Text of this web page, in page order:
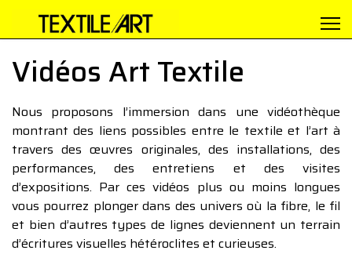
Vidéos Art Textile
Nous proposons l’immersion dans une vidéothèque
montrant des liens possibles entre le textile et l’art à
travers des œuvres originales, des installations, des
performances, des entretiens et des visites
d’expositions. Par ces vidéos plus ou moins longues
vous pourrez plonger dans des univers où la fibre, le fil
et bien d’autres types de lignes deviennent un terrain
d’écritures visuelles hétéroclites et curieuses.